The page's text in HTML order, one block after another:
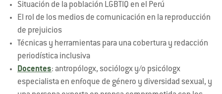
Situación de la población LGBTIQ en el Perú
El rol de los medios de comunicación en la reproducción
de prejuicios
Técnicas y herramientas para una cobertura y redacción
periodística inclusiva
Docentes: antropólogx, sociólogx y/o psicólogx
especialista en enfoque de género y diversidad sexual, y